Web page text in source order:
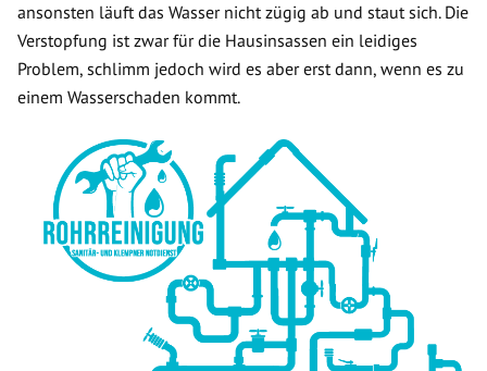
ansonsten läuft das Wasser nicht zügig ab und staut sich. Die
Verstopfung ist zwar für die Hausinsassen ein leidiges
Problem, schlimm jedoch wird es aber erst dann, wenn es zu
einem Wasserschaden kommt.